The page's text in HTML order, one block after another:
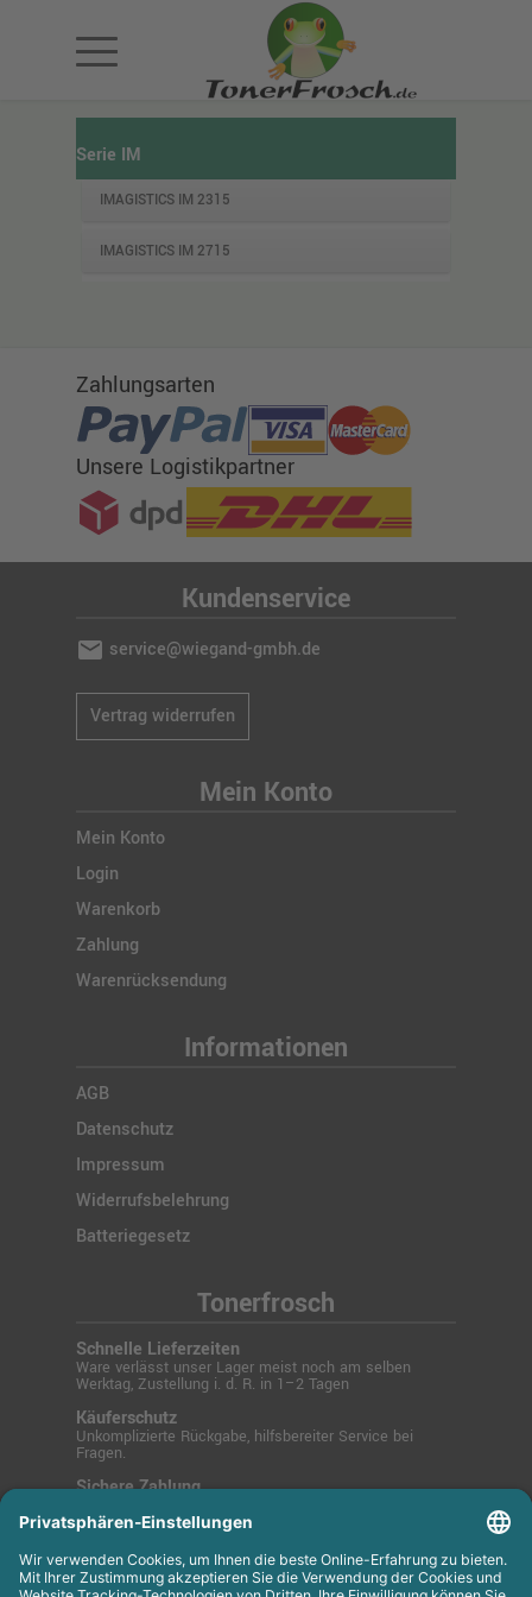
Serie IM
IMAGISTICS IM 2315
IMAGISTICS IM 2715
Zahlungsarten
Unsere Logistikpartner
Kundenservice
mail service@wiegand-gmbh.de
Vertrag widerrufen
Mein Konto
Mein Konto
Login
Warenkorb
Zahlung
Warenrücksendung
Informationen
AGB
Datenschutz
Impressum
Widerrufsbelehrung
Batteriegesetz
Tonerfrosch
Schnelle Lieferzeiten
Ware verlässt unser Lager meist noch am selben
Werktag, Zustellung i. d. R. in 1–2 Tagen
Käuferschutz
Unkomplizierte Rückgabe, hilfsbereiter Service bei
Fragen.
Sichere Zahlung
oder Rechnung.